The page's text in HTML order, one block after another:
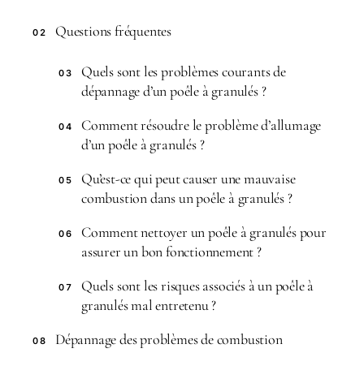
02 Questions fréquentes
03
Quels sont les problèmes courants de
dépannage d’un poêle à granulés ?
04
Comment résoudre le problème d’allumage
d’un poêle à granulés ?
05
Qu’est-ce qui peut causer une mauvaise
combustion dans un poêle à granulés ?
06
Comment nettoyer un poêle à granulés pour
assurer un bon fonctionnement ?
07
Quels sont les risques associés à un poêle à
granulés mal entretenu ?
08 Dépannage des problèmes de combustion